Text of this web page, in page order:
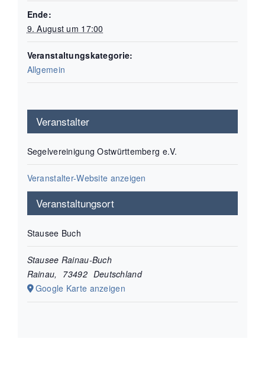
Ende:
9. August um 17:00
Veranstaltungskategorie:
Allgemein
Veranstaltungsort
Stausee Buch
Stausee Rainau-Buch
Rainau, 73492 Deutschland
Google Karte anzeigen
Veranstalter
Segelvereinigung Ostwürttemberg e.V.
Veranstalter-Website anzeigen